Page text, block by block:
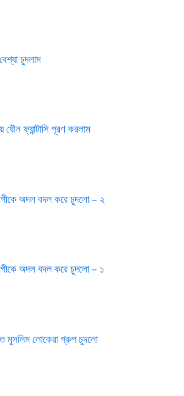
চুদলাম
যৌন ফ্যান্টাসি পূরণ করলাম
অদল বদল করে চুদলো – ২
অদল বদল করে চুদলো – ১
মুসলিম লোকেরা গ্রুপ চুদলো